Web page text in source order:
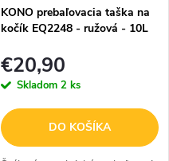
KONO prebaľovacia taška na
kočík EQ2248 - ružová - 10L
€20,90
Skladom 2 ks
DO KOŠÍKA